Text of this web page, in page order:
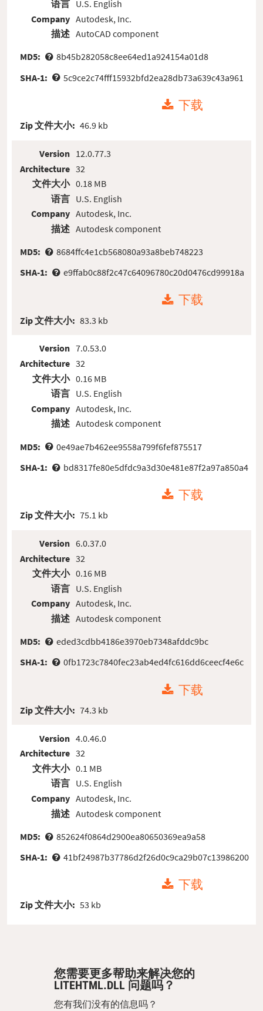
语言
Company
描述
U.S. English
Autodesk, Inc.
AutoCAD component
MD5:
8b45b282058c8ee64ed1a924154a01d8
SHA-1:
5c9ce2c74fff15932bfd2ea28db73a639c43a961
下载
Zip 文件大小: 46.9 kb
Version
Architecture
文件大小
语言
Company
描述
12.0.77.3
32
0.18 MB
U.S. English
Autodesk, Inc.
Autodesk component
MD5:
8684ffc4e1cb568080a93a8beb748223
SHA-1:
e9ffab0c88f2c47c64096780c20d0476cd99918a
下载
Zip 文件大小: 83.3 kb
Version
Architecture
文件大小
语言
Company
描述
7.0.53.0
32
0.16 MB
U.S. English
Autodesk, Inc.
Autodesk component
MD5:
0e49ae7b462ee9558a799f6fef875517
SHA-1:
bd8317fe80e5dfdc9a3d30e481e87f2a97a850a4
下载
Zip 文件大小: 75.1 kb
Version
Architecture
文件大小
语言
Company
描述
6.0.37.0
32
0.16 MB
U.S. English
Autodesk, Inc.
Autodesk component
MD5:
eded3cdbb4186e3970eb7348afddc9bc
SHA-1:
0fb1723c7840fec23ab4ed4fc616dd6ceecf4e6c
下载
Zip 文件大小: 74.3 kb
Version
Architecture
文件大小
语言
Company
描述
4.0.46.0
32
0.1 MB
U.S. English
Autodesk, Inc.
Autodesk component
MD5:
852624f0864d2900ea80650369ea9a58
SHA-1:
41bf24987b37786d2f26d0c9ca29b07c13986200
下载
Zip 文件大小: 53 kb
您需要更多帮助来解决您的
LITEHTML.DLL 问题吗？
您有我们没有的信息吗？